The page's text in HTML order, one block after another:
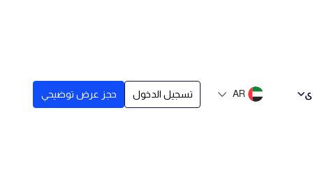
AR حجز عرض توضيحي
تسجيل الدخول